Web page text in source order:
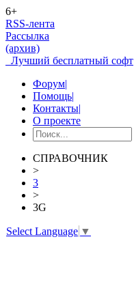
6+
RSS-лента
Рассылка
(архив)
Лучший бесплатный софт
Форум|
Помощь|
Контакты|
О проекте
СПРАВОЧНИК
>
3
>
3G
Select Language ▼